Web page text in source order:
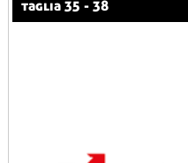
taglia 35 - 38